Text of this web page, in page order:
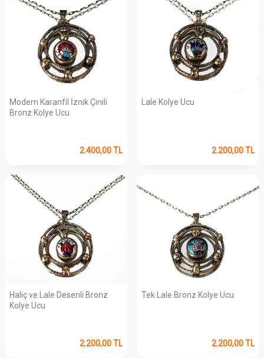
Modern Karanfil İznik Çinili
Bronz Kolye Ucu
2.400,00TL
Lale Kolye Ucu
2.200,00TL
Haliç ve Lale Desenli Bronz
Kolye Ucu
2.200,00TL
Tek Lale Bronz Kolye Ucu
2.200,00TL